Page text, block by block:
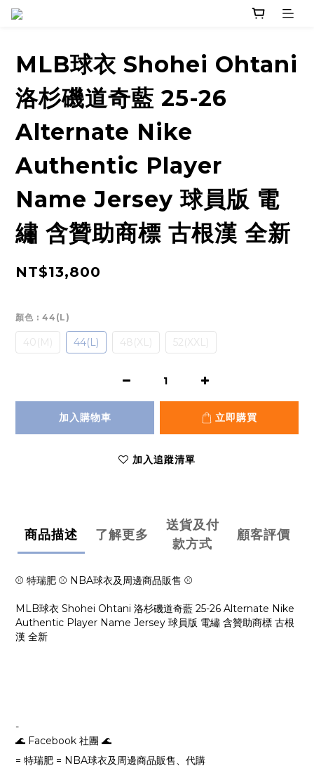
MLB球衣 Shohei Ohtani
洛杉磯道奇藍 25-26
Alternate Nike
Authentic Player
Name Jersey 球員版 電
繡 含贊助商標 古根漢 全新
NT$13,800
顏色 : 44(L)
40(M) 44(L) 48(XL) 52(XXL)
加入購物車 立即購買
加入追蹤清單
商品描述 了解更多
送貨及付
款方式
顧客評價
⚾ 特瑞肥 ⚾ NBA球衣及周邊商品販售 ⚾
MLB球衣 Shohei Ohtani 洛杉磯道奇藍 25-26 Alternate Nike
Authentic Player Name Jersey 球員版 電繡 含贊助商標 古根
漢 全新
-
🌊 Facebook 社團 🌊
= 特瑞肥 = NBA球衣及周邊商品販售、代購